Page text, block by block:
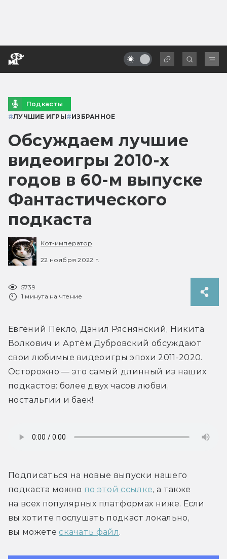
Подкасты
#ЛУЧШИЕ ИГРЫ#ИЗБРАННОЕ
Обсуждаем лучшие
видеоигры 2010-х
годов в 60-м выпуске
Фантастического
подкаста
Кот-император
22 ноября 2022 г.
5739
1 минута на чтение
Евгений Пекло, Данил Ряснянский, Никита
Волкович и Артём Дубровский обсуждают
свои любимые видеоигры эпохи 2011-2020.
Осторожно — это самый длинный из наших
подкастов: более двух часов любви,
ностальгии и баек!
Подписаться на новые выпуски нашего
подкаста можно по этой ссылке, а также
на всех популярных платформах ниже. Если
вы хотите послушать подкаст локально,
вы можете скачать файл.